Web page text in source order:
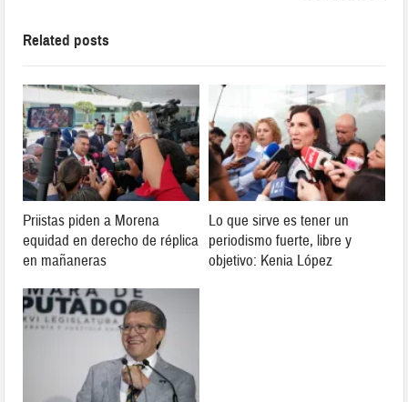
Related posts
Priistas piden a Morena
equidad en derecho de réplica
en mañaneras
Lo que sirve es tener un
periodismo fuerte, libre y
objetivo: Kenia López